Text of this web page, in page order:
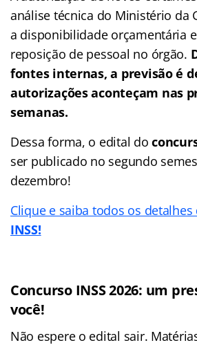
análise técnica do Ministério da
a disponibilidade orçamentária
reposição de pessoal no órgão.
fontes internas, a previsão é
autorizações aconteçam nas
semanas.
Dessa forma, o edital do
ser publicado no segundo
dezembro!
Clique e saiba todos os
INSS!
Concurso INSS 2026: um
você!
Não espere o edital sair.